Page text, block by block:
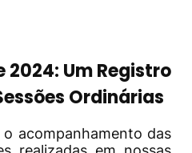
2024: Um Registro
Ordinárias
acompanhamento das